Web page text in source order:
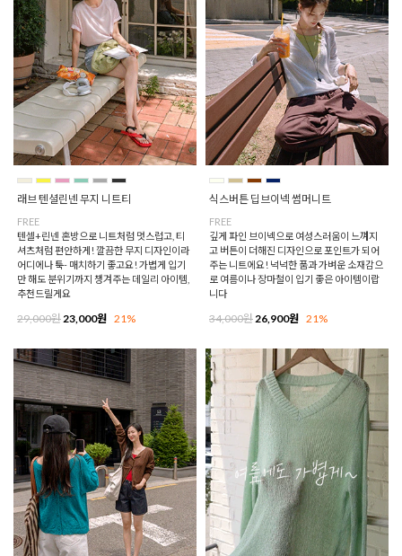
래브 텐셜린넨 무지 니트티
FREE
텐셀+린넨 혼방으로 니트처럼 멋스럽고, 티
셔츠처럼 편안하게! 깔끔한 무지 디자인이라
어디에나 툭- 매치하기 좋고요! 가볍게 입기
만 해도 분위기까지 챙겨주는 데일리 아이템,
추천드릴게요
29,000원 23,000원 21%
식스버튼 딥브이넥 썸머니트
FREE
깊게 파인 브이넥으로 여성스러움이 느껴지
고 버튼이 더해진 디자인으로 포인트가 되어
주는 니트에요! 넉넉한 품과 가벼운 소재감으
로 여름이나 장마철이 입기 좋은 아이템이랍
니다
34,000원 26,900원 21%